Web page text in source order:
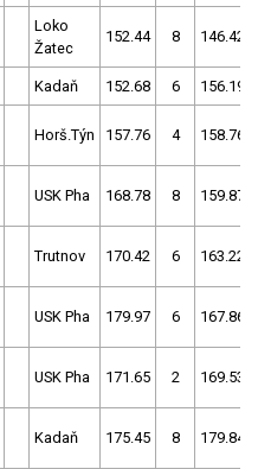
Loko
Žatec
152.44 8 146.42
Kadaň 152.68 6 156.19
Horš.Týn 157.76 4 158.76
USK Pha 168.78 8 159.87
Trutnov 170.42 6 163.22
USK Pha 179.97 6 167.86
USK Pha 171.65 2 169.53
Kadaň 175.45 8 179.84